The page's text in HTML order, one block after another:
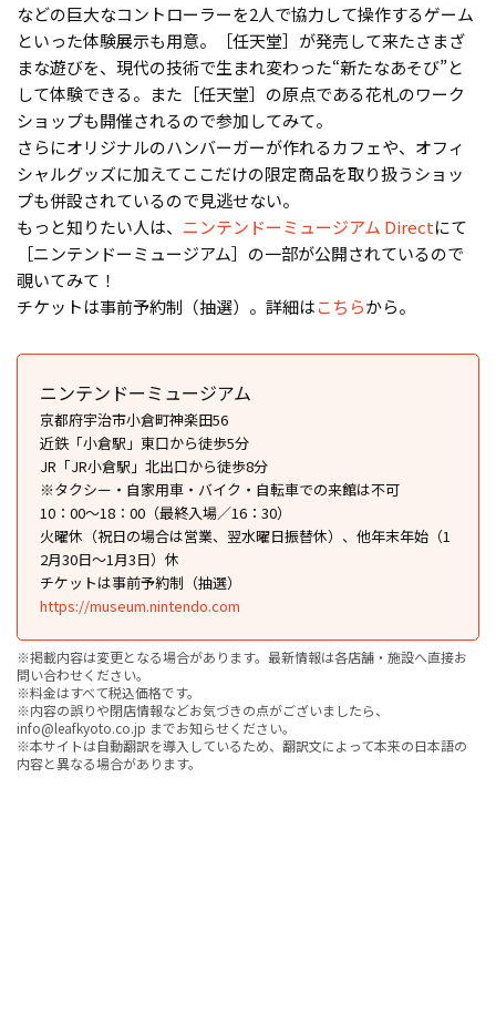
などの巨大なコントローラーを2人で協力して操作するゲーム
といった体験展示も用意。［任天堂］が発売して来たさまざ
まな遊びを、現代の技術で生まれ変わった“新たなあそび”と
して体験できる。また［任天堂］の原点である花札のワーク
ショップも開催されるので参加してみて。
さらにオリジナルのハンバーガーが作れるカフェや、オフィ
シャルグッズに加えてここだけの限定商品を取り扱うショッ
プも併設されているので見逃せない。
もっと知りたい人は、 ニンテンドーミュージアム Directにて
［ニンテンドーミュージアム］の一部が公開されているので
覗いてみて！
チケットは事前予約制（抽選）。詳細はこちらから。
ニンテンドーミュージアム
京都府宇治市小倉町神楽田56
近鉄「小倉駅」東口から徒歩5分
JR「JR小倉駅」北出口から徒歩8分
※タクシー・自家用車・バイク・自転車での来館は不可
10：00～18：00（最終入場／16：30）
火曜休（祝日の場合は営業、翌水曜日振替休）、他年末年始（1
2月30日〜1月3日）休
チケットは事前予約制（抽選）
https://museum.nintendo.com
※掲載内容は変更となる場合があります。最新情報は各店舗・施設へ直接お
問い合わせください。
※料金はすべて税込価格です。
※内容の誤りや閉店情報などお気づきの点がございましたら、
info@leafkyoto.co.jp までお知らせください。
※本サイトは自動翻訳を導入しているため、翻訳文によって本来の日本語の
内容と異なる場合があります。